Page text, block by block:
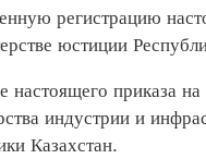
регистрацию
юстиции
приказа на
индустрии и
Казахстан.